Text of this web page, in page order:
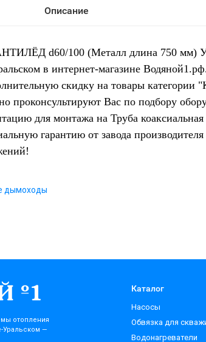
Описание
d60/100 (Металл длина 750
в интернет-магазине
скидку на товары
проконсультируют Вас по подбору
для монтажа на Труба
гарантию от завода
дымоходы
отопления
Уральском —
Каталог
Насосы
Обвязка для
Водонагреватели